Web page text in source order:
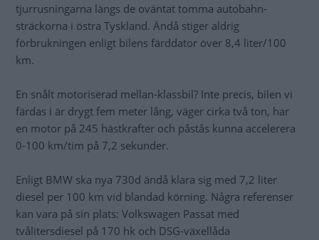
tjurrusningarna längs de oväntat tomma autobahn-
sträckorna i östra Tyskland. Ändå stiger aldrig
förbrukningen enligt bilens färddator över 8,4 liter/100
km.
En snålt motoriserad mellan-klassbil? Inte precis, bilen vi
färdas i är drygt fem meter lång, väger cirka två ton, har
en motor på 245 hästkrafter och påstås kunna accelerera
0-100 km/tim på 7,2 sekunder.
Enligt BMW ska nya 730d ändå klara sig med 7,2 liter
diesel per 100 km vid blandad körning. Några referenser
kan vara på sin plats: Volkswagen Passat med
tvålitersdiesel på 170 hk och DSG-växellåda